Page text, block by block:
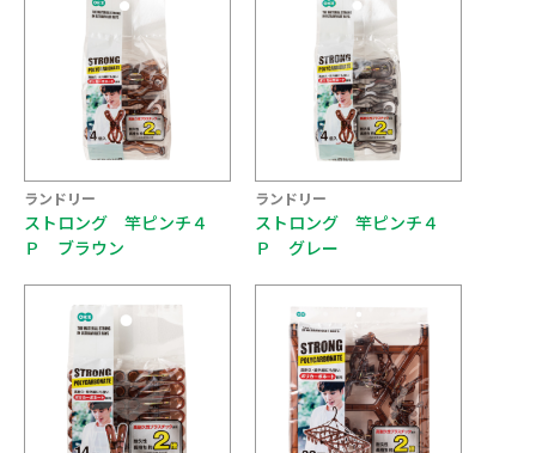
ランドリー
ストロング 竿ピンチ４
Ｐ ブラウン
ランドリー
ストロング 竿ピンチ４
Ｐ グレー